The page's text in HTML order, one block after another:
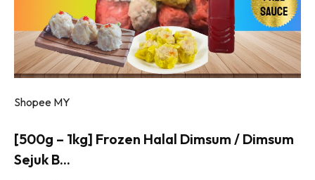
Shopee MY
[500g – 1kg] Frozen Halal Dimsum / Dimsum
Sejuk B...